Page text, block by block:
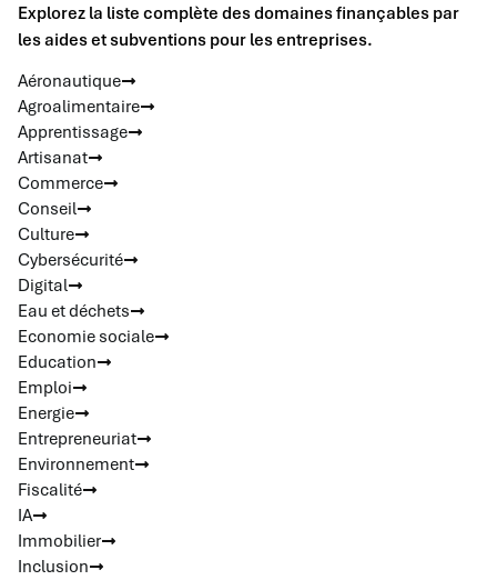
Explorez la liste complète des domaines finançables par
les aides et subventions pour les entreprises.
Aéronautique
Agroalimentaire
Apprentissage
Artisanat
Commerce
Conseil
Culture
Cybersécurité
Digital
Eau et déchets
Economie sociale
Education
Emploi
Energie
Entrepreneuriat
Environnement
Fiscalité
IA
Immobilier
Inclusion